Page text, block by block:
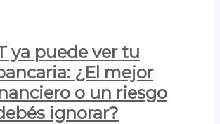
ya puede ver tu
¿El mejor
o un riesgo
ignorar?